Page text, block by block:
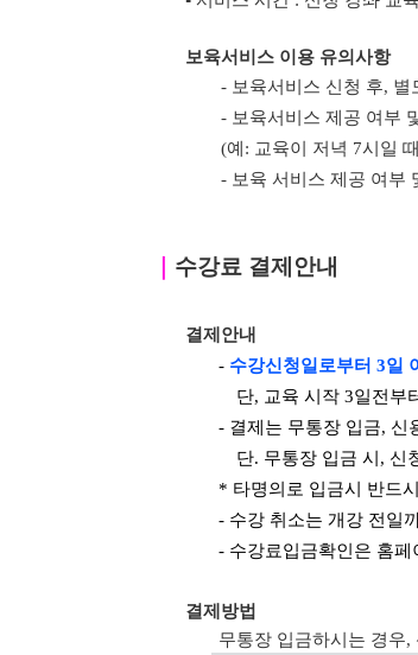
보육서비스 이용 유의사항
- 보육서비스 신청 후,
- 보육서비스 제공 여부
(예: 교육이 저녁 7시일
- 보육 서비스 제공 여부
수강료 결제안내
결제안내
- 수강신청일로부터 3일
단, 교육 시작 3일전부
- 결제는 무통장 입금, 신
단. 무통장 입금 시, 신
* 타명의로 입금시 반드
- 수강 취소는 개강 전일
- 수강료입금확인은 홈
결제방법
무통장 입금하시는 경우